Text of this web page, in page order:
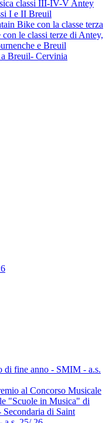
classi III-IV-V Antey
I e II Breuil
Bike con la classe terza
le classi terze di Antey,
e Breuil
Breuil- Cervinia
di fine anno - SMIM - a.s.
al Concorso Musicale
"Scuole in Musica" di
Secondaria di Saint